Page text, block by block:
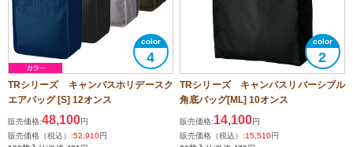
4
TRシリーズ キャンバスホリデースク
エアバッグ [S] 12オンス
販売価格:48,100円
販売価格（税込）:52,910円
2
TRシリーズ キャンバスリバーシブル
角底バッグ[ML] 10オンス
販売価格:14,100円
販売価格（税込）:15,510円